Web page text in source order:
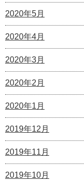
2020年5月
2020年4月
2020年3月
2020年2月
2020年1月
2019年12月
2019年11月
2019年10月